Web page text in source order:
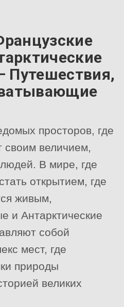
Путешествия,
просторов, где
своим величием,
В мире, где
открытием, где
живым,
и Антарктические
собой
мест, где
природы
великих